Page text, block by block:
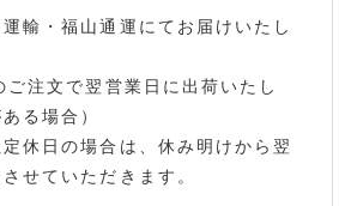
輸・福山通運にてお届けいたし
注文で翌営業日に出荷いたし
る場合）
休日の場合は、休み明けから翌
せていただきます。